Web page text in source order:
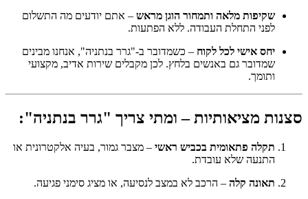
שקיפות מלאה ותמחור הוגן מראש – אתם יודעים מה התשלום
לפני התחלת העבודה. ללא הפתעות.
יחס אישי לכל לקוח – כשמדובר ב-"גרר בנתניה", אנחנו מבינים
שמדובר גם באנשים בלחץ. לכן מקבלים שירות אדיב, מקצועי
ותומך.
סצנות מציאותיות – ומתי צריך "גרר בנתניה":
תקלה פתאומית בכביש ראשי – מצבר גמור, בעיה אלקטרונית או
התנעה שלא עובדת.
תאונה קלה – הרכב לא במצב לנסיעה, או מציג סימני פגיעה.